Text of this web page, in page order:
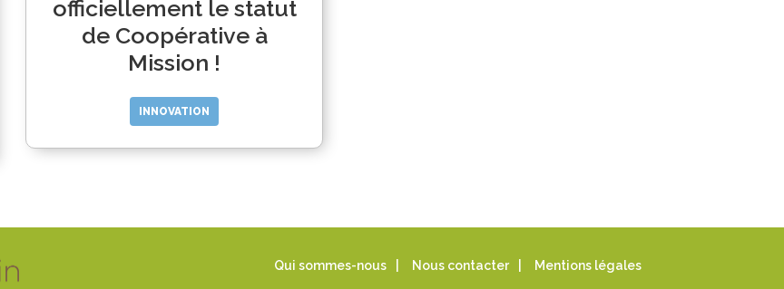
officiellement le statut
de Coopérative à
Mission !
INNOVATION
Qui sommes-nous Nous contacter Mentions légales